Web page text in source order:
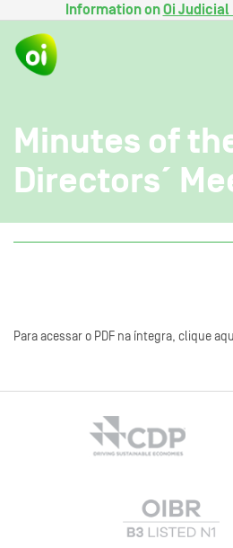
Information onOi Judicial
Minutes of
Directors´
Para acessar o PDF na íntegra, clique